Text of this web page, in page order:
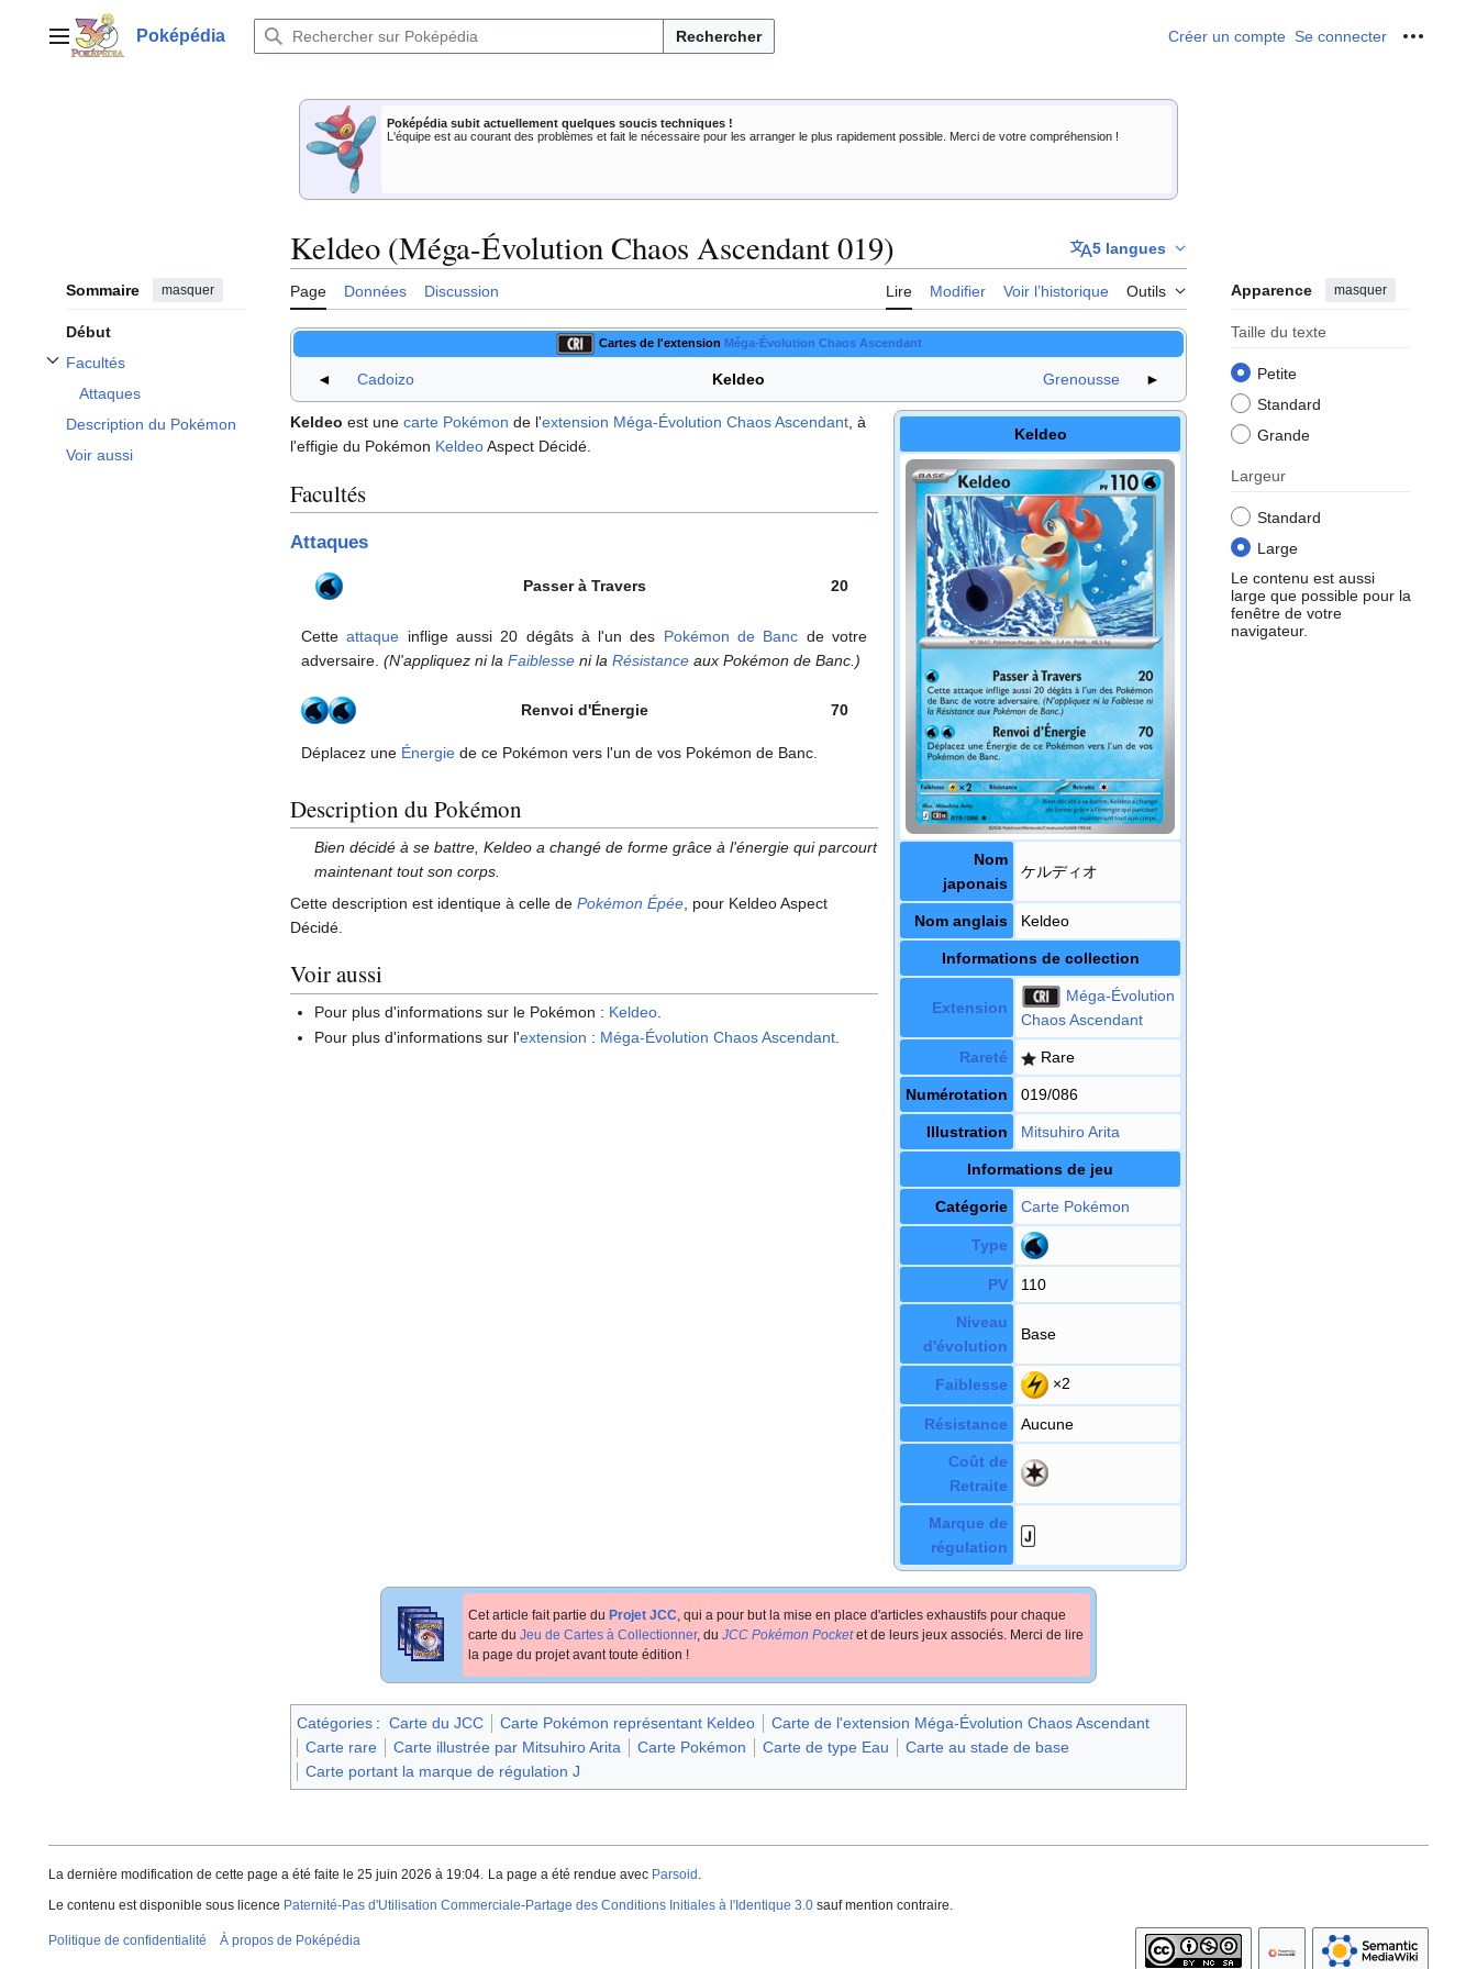
contenuMenu principalPoképédia Rechercher Créer un compte Se connecter Outils
Poképédia subit actuellement quelques soucis techniques !
L'équipe est au courant des problèmes et fait le nécessaire pour les arranger le plus rapidement possible. Merci de votre compréhension !
Sommaire masquer
Début
Facultés
Afficher / masquer la sous-section Facultés
Attaques
Description du Pokémon
Voir aussi
Keldeo (Méga-Évolution Chaos Ascendant 019) 5 langues
Page Données Discussion Lire Modifier Voir l’historique Outils Apparence masquer
Taille du texte
Petite
Standard
Grande
Largeur
Standard
Large
Le contenu est aussi
large que possible pour la
fenêtre de votre
navigateur.
Cartes de l'extension Méga-Évolution Chaos Ascendant
◄ Cadoizo Keldeo Grenousse ►
Keldeo
Nom
japonais
ケルディオ
Nom anglais Keldeo
Informations de collection
Extension
Méga-Évolution
Chaos Ascendant
Rareté Rare
Numérotation 019/086
Illustration Mitsuhiro Arita
Informations de jeu
Catégorie Carte Pokémon
Type
PV 110
Niveau
d'évolution
Base
Faiblesse ×2
Résistance Aucune
Coût de
Retraite
Marque de
régulation
Keldeo est une carte Pokémon de l'extension Méga-Évolution Chaos Ascendant , à
l'effigie du Pokémon KeldeoAspect Décidé.
Facultés
Attaques
Passer à Travers 20
Cetteattaque inflige aussi 20 dégâts à l'un des Pokémon de Banc de votre
adversaire. (N'appliquez ni la Faiblesse ni la Résistance aux Pokémon de Banc.)
Renvoi d'Énergie 70
Déplacez une Énergie de ce Pokémon vers l'un de vos Pokémon de Banc.
Description du Pokémon
Bien décidé à se battre, Keldeo a changé de forme grâce à l'énergie qui parcourt
maintenant tout son corps.
Cette description est identique à celle de Pokémon Épée , pour Keldeo Aspect
Décidé.
Voir aussi
Pour plus d'informations sur le Pokémon : Keldeo
Pour plus d'informations sur l'extension : Méga-Évolution Chaos Ascendant.
Cet article fait partie du Projet JCC, qui a pour but la mise en place d'articles exhaustifs pour chaque
carte du Jeu de Cartes à Collectionner, du JCC Pokémon Pocketet de leurs jeux associés. Merci de lire
la page du projet avant toute édition !
Catégories : Carte du JCC Carte Pokémon représentant Keldeo
Carte de l'extension Méga-Évolution Chaos Ascendant
Carte rare
Carte illustrée par Mitsuhiro Arita Carte Pokémon Carte de type Eau
Carte au stade de base
Carte portant la marque de régulation J
La dernière modification de cette page a été faite le 25 juin 2026 à 19:04. La page a été rendue avec Parsoid .
Le contenu est disponible sous licence Paternité-Pas d'Utilisation Commerciale-Partage des Conditions Initiales à l'Identique 3.0 sauf mention contraire.
Politique de confidentialité À propos de Poképédia